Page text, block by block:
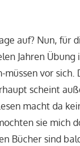
auf? Nun, für
Jahren
müssen vor
scheint
macht da
sie mich
Bücher sind